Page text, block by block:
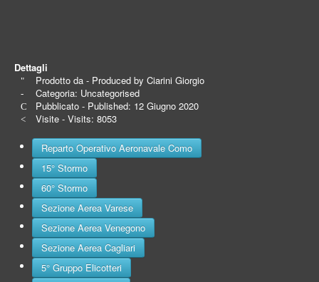
Dettagli
Prodotto da - Produced byCiarini Giorgio
Categoria: Uncategorised
Pubblicato - Published: 12 Giugno 2020
Visite - Visits: 8053
Reparto Operativo Aeronavale Como
15° Stormo
60° Stormo
Sezione Aerea Varese
Sezione Aerea Venegono
Sezione Aerea Cagliari
5° Gruppo Elicotteri